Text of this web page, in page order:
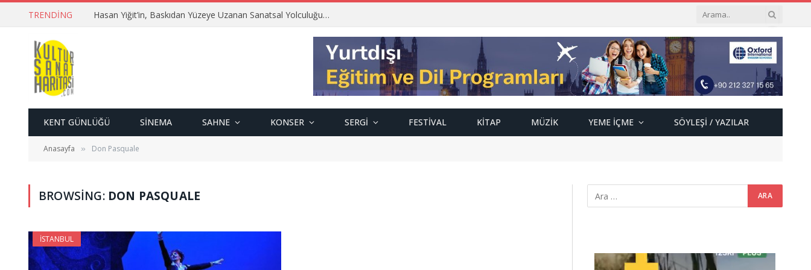
TRENDING Hasan Yiğit’in, Baskıdan Yüzeye Uzanan Sanatsal Yolculuğu…
KENT GÜNLÜĞÜ SINEMA SAHNE KONSER SERGI FESTIVAL KITAP MÜZIK YEME İÇME SÖYLEŞI / YAZILAR
Anasayfa » Don Pasquale
BROWSING: DON PASQUALE
İSTANBUL
Video